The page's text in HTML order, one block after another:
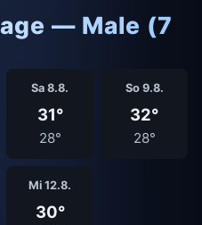
— Male (7
Sa 8.8.
31°
28°
So 9.8.
32°
28°
Mi 12.8.
30°